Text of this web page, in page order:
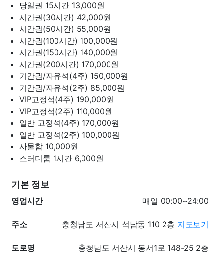
당일권 15시간 13,000원
시간권(30시간) 42,000원
시간권(50시간) 55,000원
시간권(100시간) 100,000원
시간권(150시간) 140,000원
시간권(200시간) 170,000원
기간권/자유석(4주) 150,000원
기간권/자유석(2주) 85,000원
VIP고정석(4주) 190,000원
VIP고정석(2주) 110,000원
일반 고정석(4주) 170,000원
일반 고정석(2주) 100,000원
사물함 10,000원
스터디룸 1시간 6,000원
기본 정보
영업시간
매일 00:00~24:00
주소 충청남도 서산시 석남동 110 2층 지도보기
도로명 충청남도 서산시 동서1로 148-25 2층